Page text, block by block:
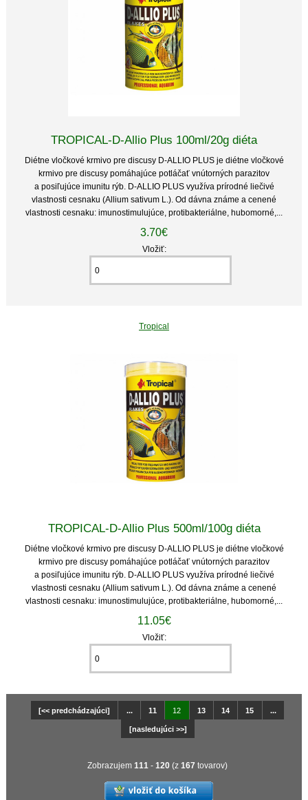
TROPICAL-D-Allio Plus 100ml/20g diéta
Diétne vločkové krmivo pre discusy D-ALLIO PLUS je diétne vločkové
krmivo pre discusy pomáhajúce potláčať vnútorných parazitov
a posiľujúce imunitu rýb. D-ALLIO PLUS využíva prírodné liečivé
vlastnosti cesnaku (Allium sativum L.). Od dávna známe a cenené
vlastnosti cesnaku: imunostimulujúce, protibakteriálne, hubomorné,...
3.70€
Vložiť:
Tropical
TROPICAL-D-Allio Plus 500ml/100g diéta
Diétne vločkové krmivo pre discusy D-ALLIO PLUS je diétne vločkové
krmivo pre discusy pomáhajúce potláčať vnútorných parazitov
a posiľujúce imunitu rýb. D-ALLIO PLUS využíva prírodné liečivé
vlastnosti cesnaku (Allium sativum L.). Od dávna známe a cenené
vlastnosti cesnaku: imunostimulujúce, protibakteriálne, hubomorné,...
11.05€
Vložiť:
[<< predchádzajúci] ... 11 12 13 14 15 ...
[nasledujúci >>]
Zobrazujem 111 - 120 (z 167 tovarov)